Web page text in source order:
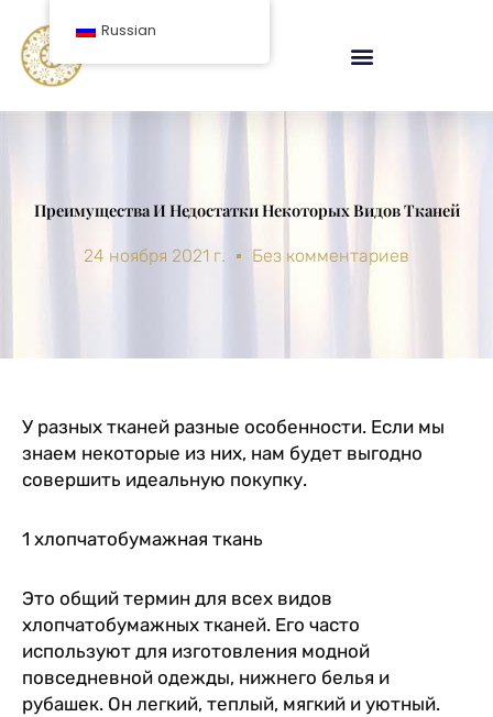
содержанию
Преимущества И Недостатки Некоторых Видов Тканей
24 ноября 2021 г. Без комментариев
У разных тканей разные особенности. Если мы
знаем некоторые из них, нам будет выгодно
совершить идеальную покупку.
1 хлопчатобумажная ткань
Это общий термин для всех видов
хлопчатобумажных тканей. Его часто
используют для изготовления модной
повседневной одежды, нижнего белья и
рубашек. Он легкий, теплый, мягкий и уютный.
Russian